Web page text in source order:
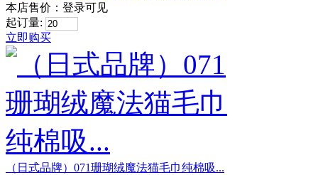
本店售价： 登录可见
起订量:
立即购买
（日式品牌）071珊瑚绒魔法猫毛巾纯棉吸...